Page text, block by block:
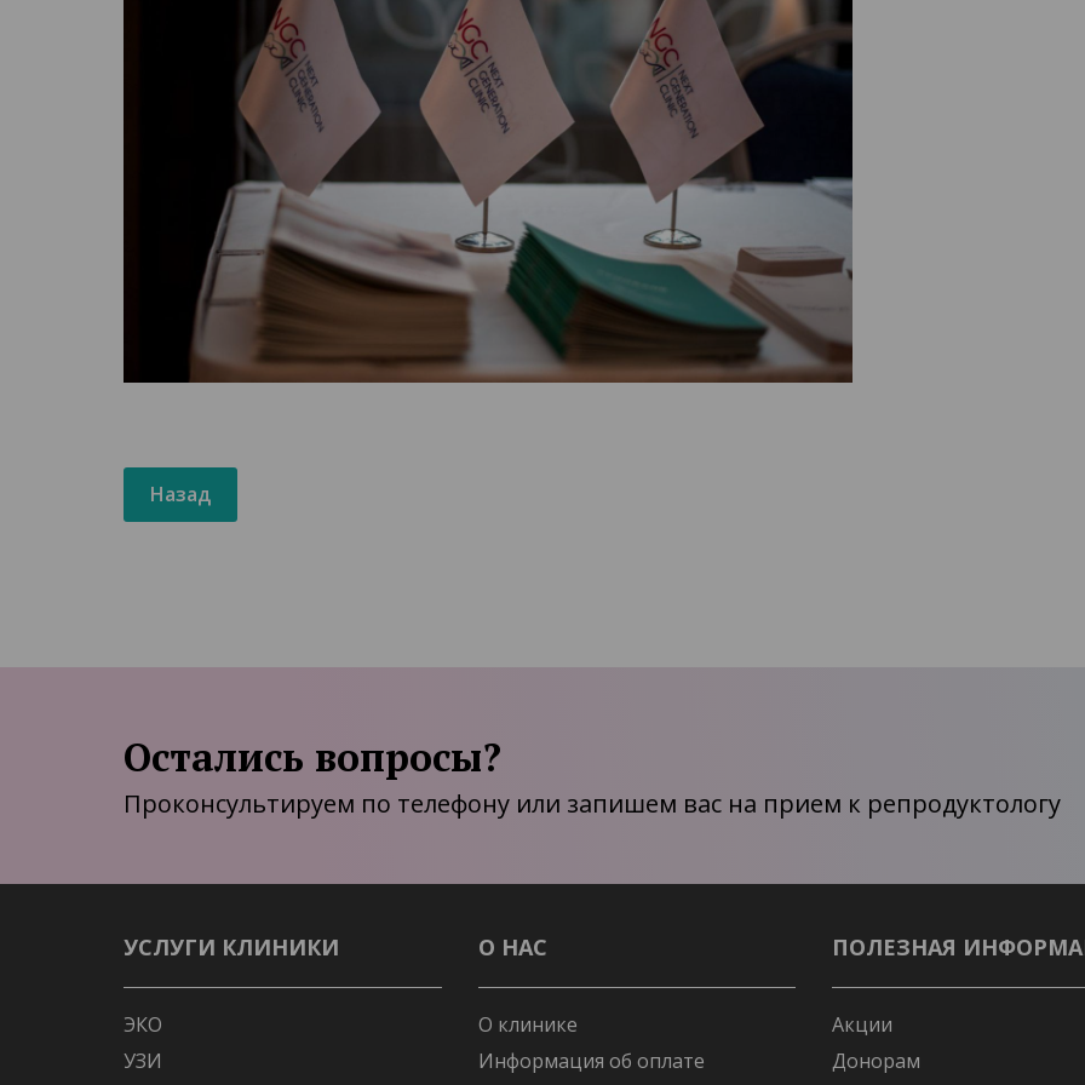
Назад
Остались вопросы?
Проконсультируем по телефону или запишем вас на прием к репродуктологу
УСЛУГИ КЛИНИКИ
ЭКО
УЗИ
О НАС
О клинике
Информация об оплате
ПОЛЕЗНАЯ
Акции
Донорам